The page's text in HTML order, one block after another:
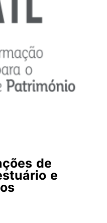
de
e